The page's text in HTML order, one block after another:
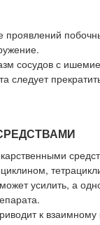
сосудов с
следует
усилить, а
к